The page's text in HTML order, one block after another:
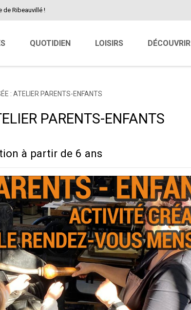
de Ribeauvillé !
QUOTIDIEN LOISIRS DÉCOUVRIR
: ATELIER PARENTS-ENFANTS
PARENTS-ENFANTS
à partir de 6 ans